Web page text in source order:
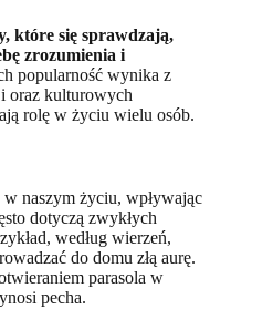
które się sprawdzają,
zrozumienia i
popularność wynika z
oraz kulturowych
rolę w życiu wielu osób.
naszym życiu, wpływając
dotyczą zwykłych
według wierzeń,
do domu złą aurę.
parasola w
pecha.